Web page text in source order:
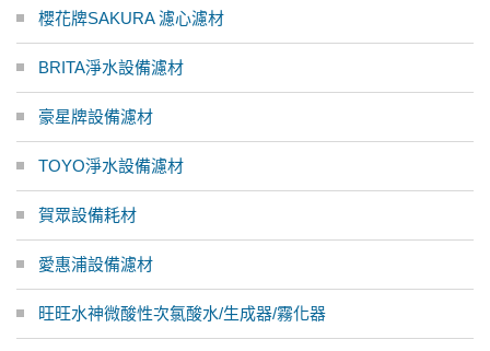
櫻花牌SAKURA 濾心濾材
BRITA淨水設備濾材
豪星牌設備濾材
TOYO淨水設備濾材
賀眾設備耗材
愛惠浦設備濾材
旺旺水神微酸性次氯酸水/生成器/霧化器